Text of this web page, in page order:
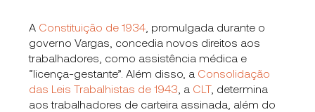
A Constituição de 1934 , promulgada durante o
governo Vargas, concedia novos direitos aos
trabalhadores, como assistência médica e
“licença-gestante”. Além disso, a Consolidação
das Leis Trabalhistas de 1943 , a CLT, determina
aos trabalhadores de carteira assinada, além do